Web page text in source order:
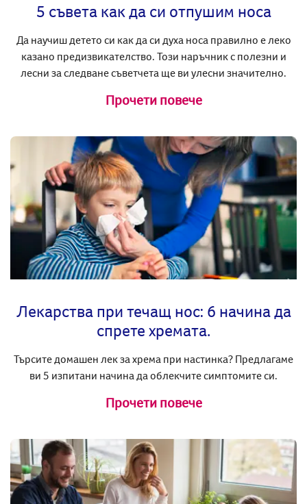
5 съвета как да си отпушим носа
Да научиш детето си как да си духа носа правилно е леко
казано предизвикателство. Този наръчник с полезни и
лесни за следване съветчета ще ви улесни значително.
Прочети повече
Лекарства при течащ нос: 6 начина да
спрете хремата.
Търсите домашен лек за хрема при настинка? Предлагаме
ви 5 изпитани начина да облекчите симптомите си.
Прочети повече